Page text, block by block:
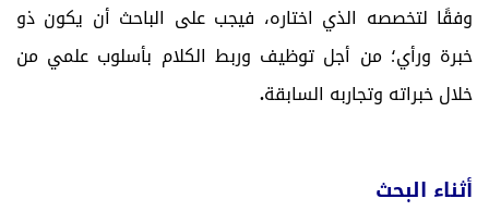
وفقًا لتخصصه الذي اختاره، فيجب على الباحث أن يكون ذو
خبرة ورأي؛ من أجل توظيف وربط الكلام بأسلوب علمي من
خلال خبراته وتجاربه السابقة.
أثناء البحث